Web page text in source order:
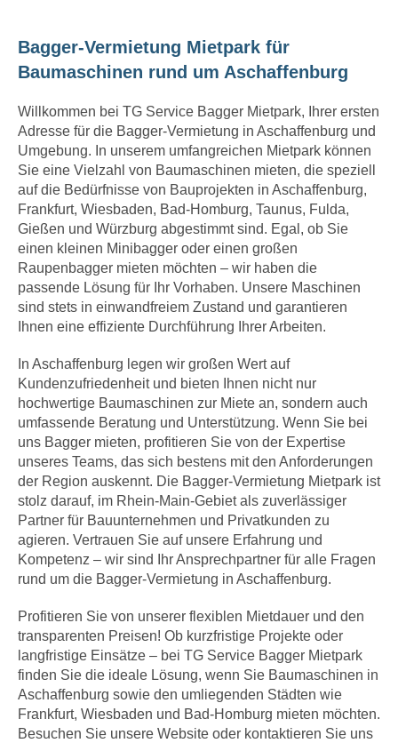
Bagger-Vermietung Mietpark für
Baumaschinen rund um Aschaffenburg
Willkommen bei TG Service Bagger Mietpark, Ihrer ersten
Adresse für die Bagger-Vermietung in Aschaffenburg und
Umgebung. In unserem umfangreichen Mietpark können
Sie eine Vielzahl von Baumaschinen mieten, die speziell
auf die Bedürfnisse von Bauprojekten in Aschaffenburg,
Frankfurt, Wiesbaden, Bad-Homburg, Taunus, Fulda,
Gießen und Würzburg abgestimmt sind. Egal, ob Sie
einen kleinen Minibagger oder einen großen
Raupenbagger mieten möchten – wir haben die
passende Lösung für Ihr Vorhaben. Unsere Maschinen
sind stets in einwandfreiem Zustand und garantieren
Ihnen eine effiziente Durchführung Ihrer Arbeiten.
In Aschaffenburg legen wir großen Wert auf
Kundenzufriedenheit und bieten Ihnen nicht nur
hochwertige Baumaschinen zur Miete an, sondern auch
umfassende Beratung und Unterstützung. Wenn Sie bei
uns Bagger mieten, profitieren Sie von der Expertise
unseres Teams, das sich bestens mit den Anforderungen
der Region auskennt. Die Bagger-Vermietung Mietpark ist
stolz darauf, im Rhein-Main-Gebiet als zuverlässiger
Partner für Bauunternehmen und Privatkunden zu
agieren. Vertrauen Sie auf unsere Erfahrung und
Kompetenz – wir sind Ihr Ansprechpartner für alle Fragen
rund um die Bagger-Vermietung in Aschaffenburg.
Profitieren Sie von unserer flexiblen Mietdauer und den
transparenten Preisen! Ob kurzfristige Projekte oder
langfristige Einsätze – bei TG Service Bagger Mietpark
finden Sie die ideale Lösung, wenn Sie Baumaschinen in
Aschaffenburg sowie den umliegenden Städten wie
Frankfurt, Wiesbaden und Bad-Homburg mieten möchten.
Besuchen Sie unsere Website oder kontaktieren Sie uns